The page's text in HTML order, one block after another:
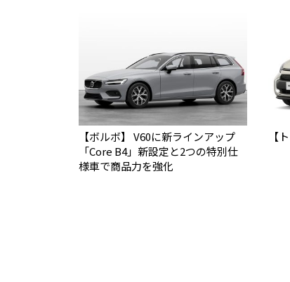
【ボルボ】 V60に新ラインアップ
「Core B4」新設定と2つの特別仕
様車で商品力を強化
【